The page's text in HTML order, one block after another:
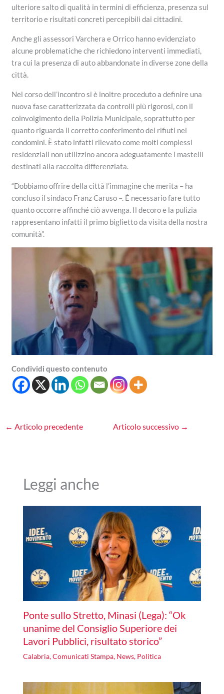
ulteriore salto di qualità in termini di efficienza, presenza sul
territorio e risultati concreti percepibili dai cittadini.
Anche gli assessori Varchera e Orrico hanno evidenziato
alcune problematiche che richiedono interventi immediati,
tra cui la presenza di auto abbandonate in diverse zone della
città.
Nel corso dell’incontro si è inoltre proceduto a definire una
nuova fase caratterizzata da controlli più rigorosi, con il
coinvolgimento della Polizia Municipale, soprattutto per
quanto riguarda il corretto conferimento dei rifiuti nei
condomini. È stato infatti rilevato come molti complessi
residenziali non utilizzino ancora adeguatamente i mastelli
destinati alla raccolta differenziata.
“Dobbiamo offrire della città l’immagine che merita – ha
concluso il sindaco Franz Caruso –. È necessario fare tutto
quanto occorre affinché ciò avvenga. Il decoro e la pulizia
rappresentano infatti il primo biglietto da visita della nostra
comunità”.
Condividi questo contenuto
← Articolo precedente Articolo successivo →
Leggi anche
Ponte sullo Stretto, Minasi (Lega): “Ok
unanime del Consiglio Superiore dei
Lavori Pubblici, risultato storico”
Calabria,Comunicati Stampa, News, Politica